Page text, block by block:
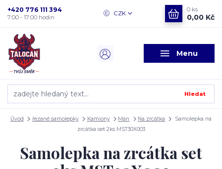
Menu
CZK
Hledat
+420 776 111 394
7:00 - 17:00 hodin
0 ks
0,00 Kč
Úvod řezané samolepky Kamiony Man Na zrcátka
Samolepka na
zrcátka set 2ks MST30X003
Samolepka na zrcátka set